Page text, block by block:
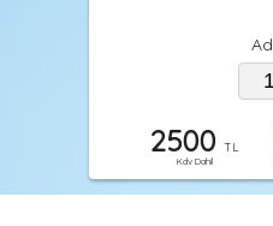
2500 TL
Kdv Dahil